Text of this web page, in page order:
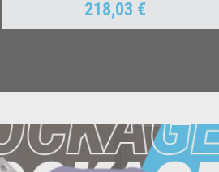
Prix
218,03 €